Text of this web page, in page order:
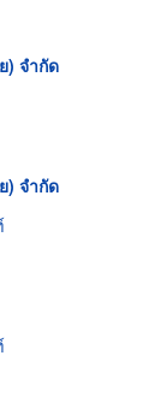
) จำกัด
) จำกัด